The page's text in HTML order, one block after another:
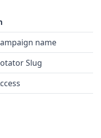
name
Slug